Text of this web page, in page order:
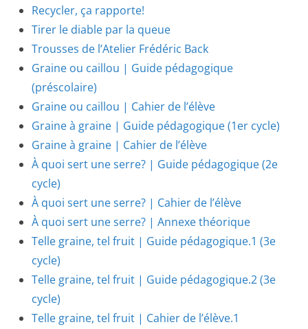
Recycler, ça rapporte!
Tirer le diable par la queue
Trousses de l’Atelier Frédéric Back
Graine ou caillou | Guide pédagogique
(préscolaire)
Graine ou caillou | Cahier de l’élève
Graine à graine | Guide pédagogique (1er cycle)
Graine à graine | Cahier de l’élève
À quoi sert une serre? | Guide pédagogique (2e
cycle)
À quoi sert une serre? | Cahier de l’élève
À quoi sert une serre? | Annexe théorique
Telle graine, tel fruit | Guide pédagogique.1 (3e
cycle)
Telle graine, tel fruit | Guide pédagogique.2(3e
cycle)
Telle graine, tel fruit | Cahier de l’élève.1